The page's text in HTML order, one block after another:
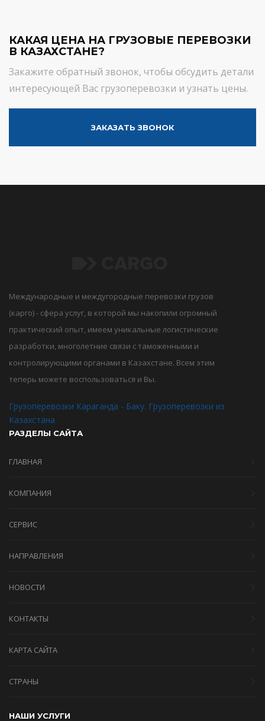
КАКАЯ ЦЕНА НА ГРУЗОВЫЕ ПЕРЕВОЗКИ
В КАЗАХСТАНЕ?
Закажите обратный звонок, чтобы обсудить детали
интересующей Вас грузоперевозки и узнать цены.
ЗАКАЗАТЬ ЗВОНОК
Международные и междугородные перевозки грузов
(карго) - сфера услуг, в которой мы накопили огромный
практический опыт, имеем уникальные логистические
разработки, многолетние связи с таможенными и
контролирующими органами в Казахстане. Всем этим
теперь можете воспользоваться и Вы.
Грузоперевозки Караганда - Баку. Грузоперевозки из
Казахстана
РАЗДЕЛЫ САЙТА
ГЛАВНАЯ
КОМПАНИЯ
СЕРВИС
НАПРАВЛЕНИЯ
НОВОСТИ
КОНТАКТЫ
КАРТА САЙТА
СТРАНЫ
НАШИ УСЛУГИ